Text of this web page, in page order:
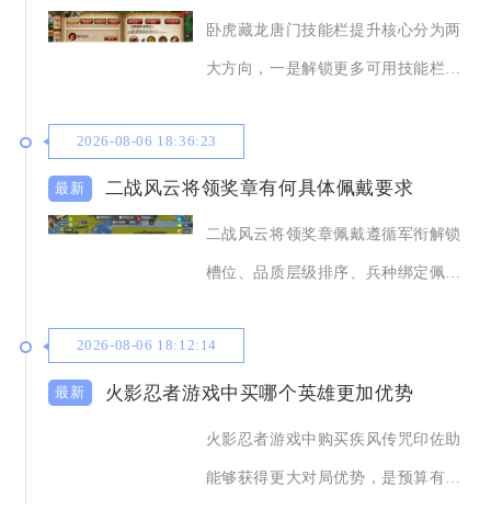
卧虎藏龙唐门技能栏提升核心分为两
大方向，一是解锁更多可用技能栏
2026-08-06 18:36:23
二战风云将领奖章有何具体佩戴要求
二战风云将领奖章佩戴遵循军衔解锁
槽位、品质层级排序、兵种绑定佩
2026-08-06 18:12:14
火影忍者游戏中买哪个英雄更加优势
火影忍者游戏中购买疾风传咒印佐助
能够获得更大对局优势，是预算有限